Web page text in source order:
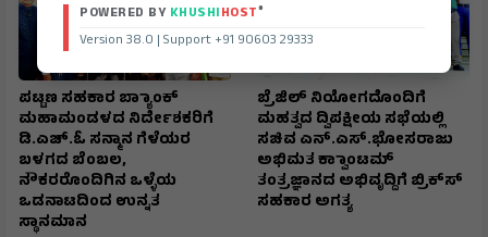
ಪಟ್ಟಣ ಸಹಕಾರ ಬ್ಯಾಾಂಕ್
ಮಹಾಮಂಡಳದ ನಿರ್ದೇಶಕರಿಗೆ
ಡಿ.ಎಚ್.ಓ ಸನ್ಮಾನ ಗೆಳೆಯರ
ಬಳಗದ ಬೆಂಬಲ,
ನೌಕರರೊಂದಿಗಿನ ಒಳ್ಳೆಯ
ಒಡನಾಟದಿಂದ ಉನ್ನತ
ಸ್ಥಾನಮಾನ
ಬ್ರೆಜಿಲ್ ನಿಯೋಗದೊಂದಿಗೆ
ಮಹತ್ವದ ದ್ವಿಪಕ್ಷೀಯ ಸಭೆಯಲ್ಲಿ
ಸಚಿವ ಎನ್.ಎಸ್.ಭೋಸರಾಜು
ಅಭಿಮತ ಕ್ವಾಾಂಟಮ್
ತಂತ್ರಜ್ಞಾನದ ಅಭಿವೃದ್ದಿಗೆ ಬ್ರಿಕ್‌ಸ್‌
ಸಹಕಾರ ಅಗತ್ಯ
POWERED BY KHUSHIHOST®
Version 38.0 | Support +91 90603 29333